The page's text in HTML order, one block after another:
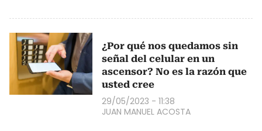
¿Por qué nos quedamos sin
señal del celular en un
ascensor? No es la razón que
usted cree
29/05/2023 - 11:38
JUAN MANUEL ACOSTA